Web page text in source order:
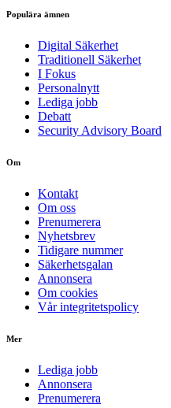
Populära ämnen
Digital Säkerhet
Traditionell Säkerhet
I Fokus
Personalnytt
Lediga jobb
Debatt
Security Advisory Board
Om
Kontakt
Om oss
Prenumerera
Nyhetsbrev
Tidigare nummer
Säkerhetsgalan
Annonsera
Om cookies
Vår integritetspolicy
Mer
Lediga jobb
Annonsera
Prenumerera